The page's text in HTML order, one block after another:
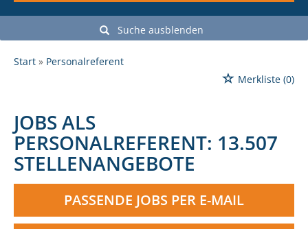
Suche ausblenden
Start
Personalreferent
Merkliste (0)
JOBS ALS
PERSONALREFERENT: 13.507
STELLENANGEBOTE
PASSENDE JOBS PER E-MAIL